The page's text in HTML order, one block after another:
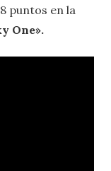
puntos en la
One».